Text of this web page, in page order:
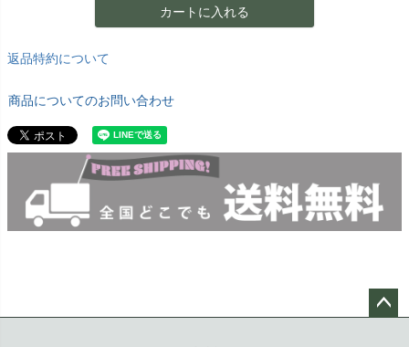
カートに入れる
返品特約について
商品についてのお問い合わせ